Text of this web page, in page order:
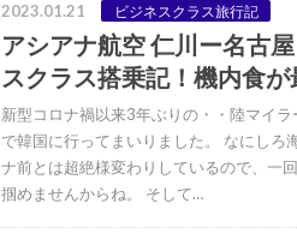
2023.01.21 ビジネスクラス旅行記
アシアナ航空 仁川ー名古
スクラス搭乗記！機内食が
新型コロナ禍以来3年ぶりの・・陸マイラ
で韓国に行ってまいりました。 なにしろ
ナ前とは超絶様変わりしているので、一
掴めませんからね。 そして…